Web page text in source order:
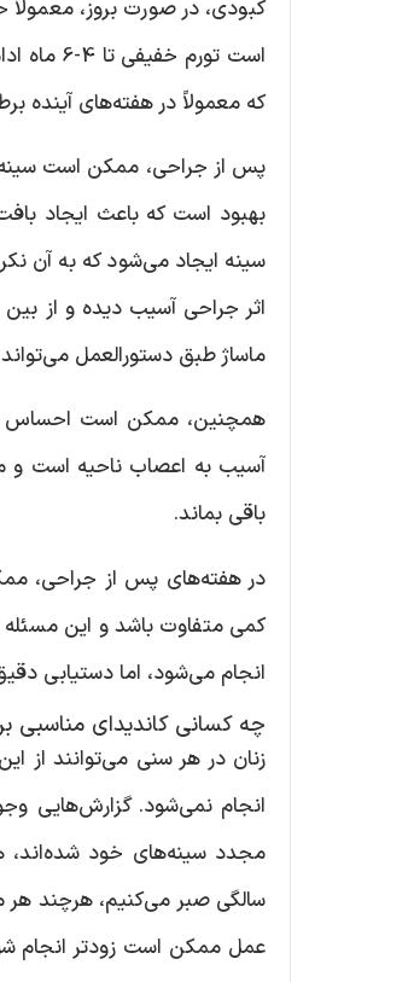
است
که معمولاً در هفته‌های آینده
پس از جراحی، ممکن است
بهبود است که باعث ایجاد
سینه ایجاد می‌شود که به آن
اثر جراحی آسیب دیده و از
ماساژ طبق دستورالعمل
همچنین، ممکن است احساس
آسیب به اعصاب ناحیه است و
باقی بماند.
در هفته‌های پس از جراحی،
کمی متفاوت باشد و این مسئله
انجام می‌شود، اما دستیابی
چه کسانی کاندیدای مناسبی
زنان در هر سنی می‌توانند از
سالگی صبر می‌کنیم، هرچند هر
عمل ممکن است زودتر انجام